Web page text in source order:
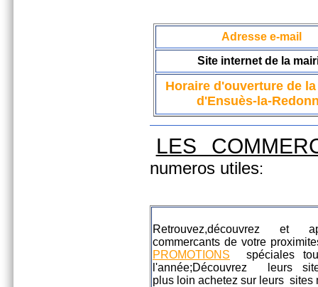
Adresse e-mail
Site internet de la
Horaire d'ouverture de
d'Ensuès-la-
LES
numeros utiles:
Retrouvez,découvrez et
commercants de votre
PROMOTIONS spéciales
l'année;Découvrez leurs
plus loin achetez sur leurs sites